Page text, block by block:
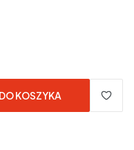
KOSZYKA